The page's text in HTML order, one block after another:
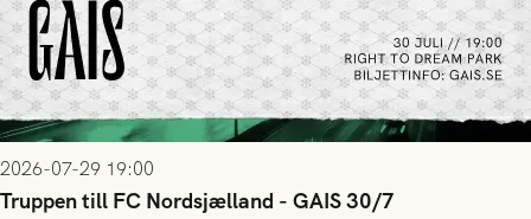
2026-07-29 19:00
Truppen till FC Nordsjælland - GAIS 30/7